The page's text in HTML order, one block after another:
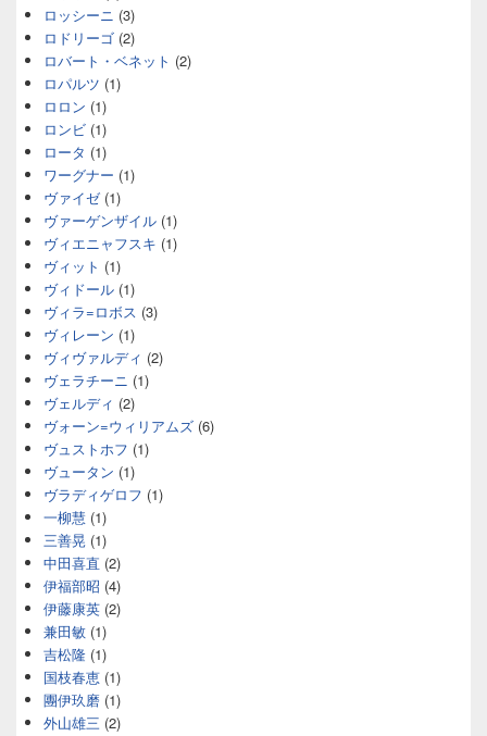
ロッシーニ (3)
ロドリーゴ (2)
ロバート・ベネット (2)
ロパルツ (1)
ロロン (1)
ロンビ (1)
ロータ (1)
ワーグナー (1)
ヴァイゼ(1)
ヴァーゲンザイル (1)
ヴィエニャフスキ (1)
ヴィット (1)
ヴィドール (1)
ヴィラ=ロボス (3)
ヴィレーン (1)
ヴィヴァルディ (2)
ヴェラチーニ (1)
ヴェルディ (2)
ヴォーン=ウィリアムズ (6)
ヴュストホフ (1)
ヴュータン (1)
ヴラディゲロフ (1)
一柳慧 (1)
三善晃 (1)
中田喜直 (2)
伊福部昭 (4)
伊藤康英 (2)
兼田敏 (1)
吉松隆 (1)
国枝春恵 (1)
團伊玖磨 (1)
外山雄三 (2)